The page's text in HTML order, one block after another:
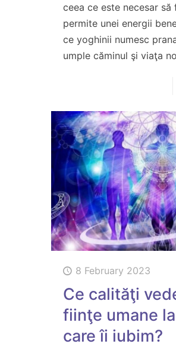
ceea ce este necesar să
permite unei energii
ce yoghinii numesc
umple căminul şi viaţa
8 February 2023
Ce calităţi
fiinţe umane
care îi iubim?